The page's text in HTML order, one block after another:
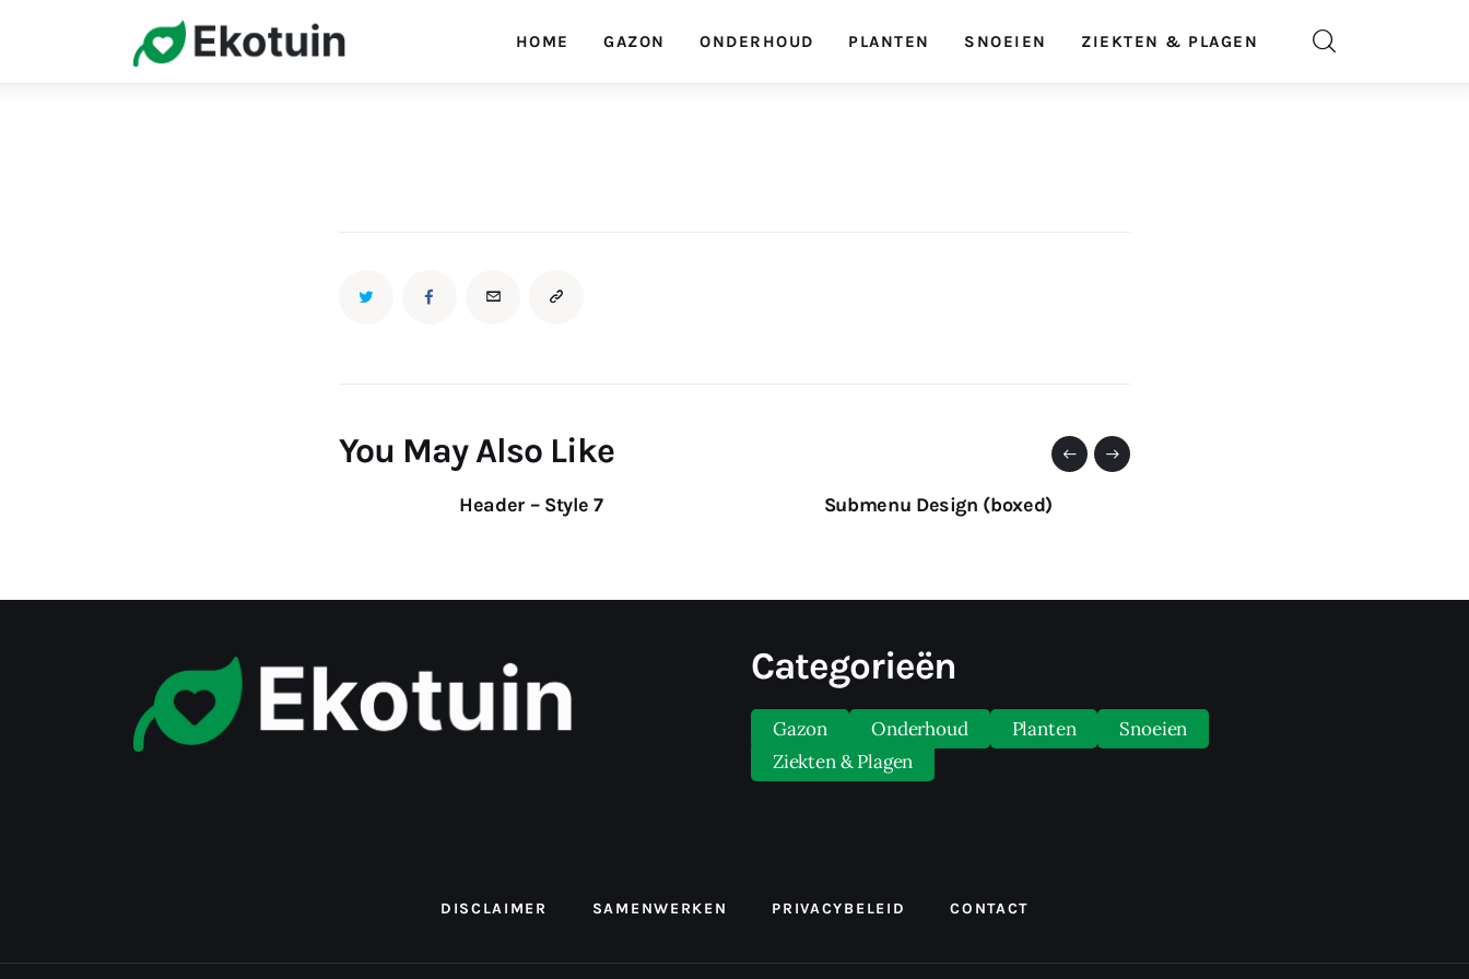
HOME GAZON ONDERHOUD PLANTEN SNOEIEN ZIEKTEN & PLAGEN
You May Also Like
Header – Style 7 Submenu Design (boxed)
Categorieën
Gazon Onderhoud Planten
Snoeien
Ziekten & Plagen
DISCLAIMER SAMENWERKEN PRIVACYBELEID CONTACT